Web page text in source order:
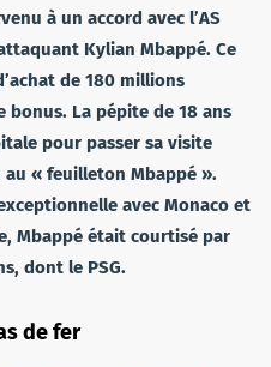
à un accord avec l’AS
Kylian Mbappé. Ce
de 180 millions
bonus. La pépite de 18 ans
pour passer sa visite
« feuilleton Mbappé ».
avec Monaco et
Mbappé était courtisé par
dont le PSG.
de fer